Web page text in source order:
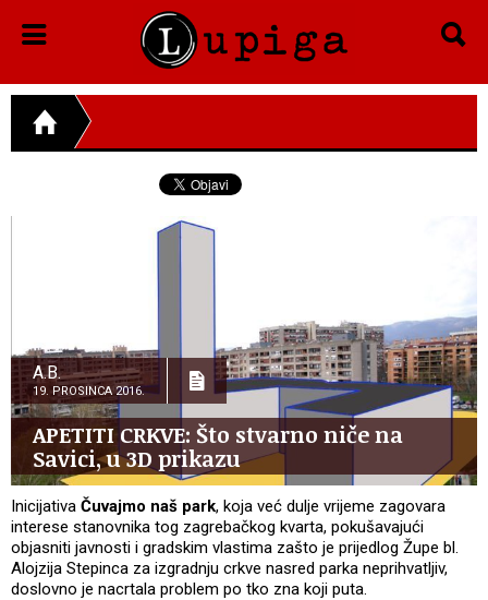
A.B.
19. PROSINCA 2016.
APETITI CRKVE: Što stvarno niče na
Savici, u 3D prikazu
Inicijativa Čuvajmo naš park, koja već dulje vrijeme zagovara
interese stanovnika tog zagrebačkog kvarta, pokušavajući
objasniti javnosti i gradskim vlastima zašto je prijedlog Župe bl.
Alojzija Stepinca za izgradnju crkve nasred parka neprihvatljiv,
doslovno je nacrtala problem po tko zna koji puta.